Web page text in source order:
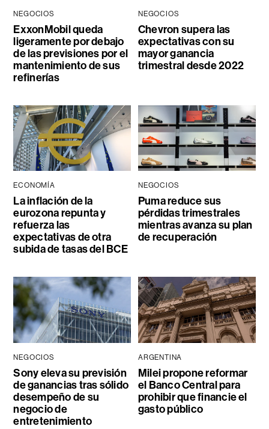
NEGOCIOS
ExxonMobil queda
ligeramente por debajo
de las previsiones por el
mantenimiento de sus
refinerías
NEGOCIOS
Chevron supera las
expectativas con su
mayor ganancia
trimestral desde 2022
ECONOMÍA
La inflación de la
eurozona repunta y
refuerza las
expectativas de otra
subida de tasas del BCE
NEGOCIOS
Puma reduce sus
pérdidas trimestrales
mientras avanza su plan
de recuperación
NEGOCIOS
Sony eleva su previsión
de ganancias tras sólido
desempeño de su
negocio de
entretenimiento
ARGENTINA
Milei propone reformar
el Banco Central para
prohibir que financie el
gasto público